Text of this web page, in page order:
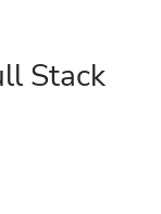
Stack